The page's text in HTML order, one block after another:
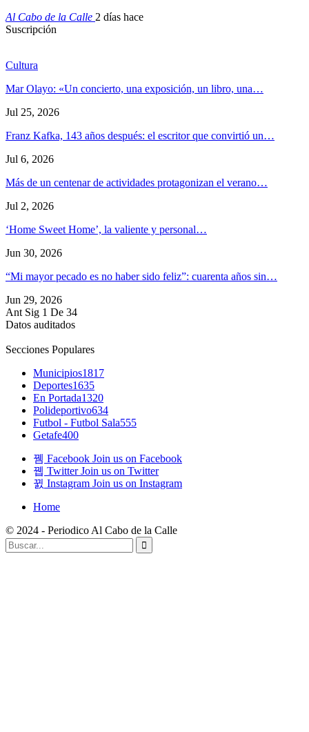
Al Cabo de la Calle 2 días hace
Suscripción
Cultura
Mar Olayo: «Un concierto, una exposición, un libro, una…
Jul 25, 2026
Franz Kafka, 143 años después: el escritor que convirtió un…
Jul 6, 2026
Más de un centenar de actividades protagonizan el verano…
Jul 2, 2026
‘Home Sweet Home’, la valiente y personal…
Jun 30, 2026
“Mi mayor pecado es no haber sido feliz”: cuarenta años sin…
Jun 29, 2026
Ant Sig 1 De 34
Datos auditados
Secciones Populares
Municipios1817
Deportes1635
En Portada1320
Polideportivo634
Futbol - Futbol Sala555
Getafe400
Facebook Join us on Facebook
Twitter Join us on Twitter
Instagram Join us on Instagram
Home
© 2024 - Periodico Al Cabo de la Calle